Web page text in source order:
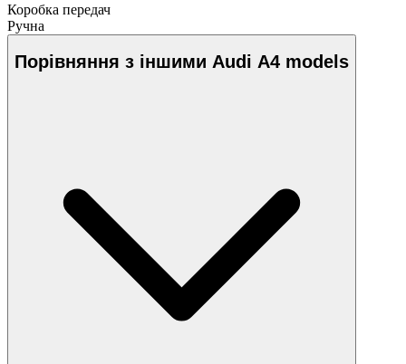
Коробка передач
Ручна
Порівняння з іншими Audi A4 models